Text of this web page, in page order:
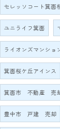
セレッソコート箕面
ユニライフ箕面
ライオンズマンショ
箕面桜ケ丘アインス
箕面市 不動産 売
豊中市 戸建 売却